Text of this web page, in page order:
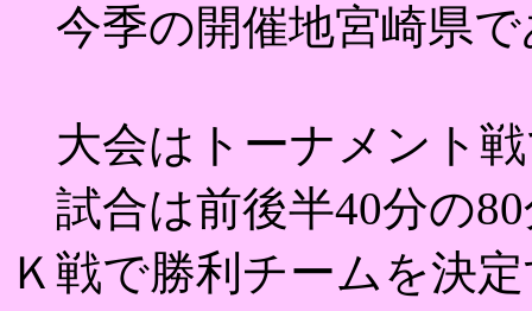
今季の開催地宮崎県で
大会はトーナメント
試合は前後半40分の
Ｋ戦で勝利チームを決